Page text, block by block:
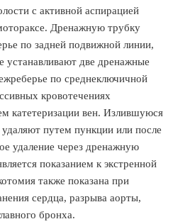
с активной аспирацией
Дренажную трубку
по задней подвижной линии,
устанавливают две дренажные
по среднеключичной
кровотечениях
катетеризации вен. Излившуюся
путем пункции или после
удаление через дренажную
показанием к экстренной
также показана при
сердца, разрыва аорты,
бронха.